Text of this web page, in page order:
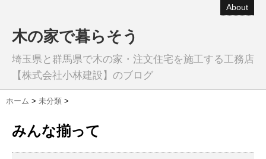
About
木の家で暮らそう
埼玉県と群馬県で木の家・注文住宅を施工する工務店
【株式会社小林建設】のブログ
ホーム > 未分類 >
みんな揃って